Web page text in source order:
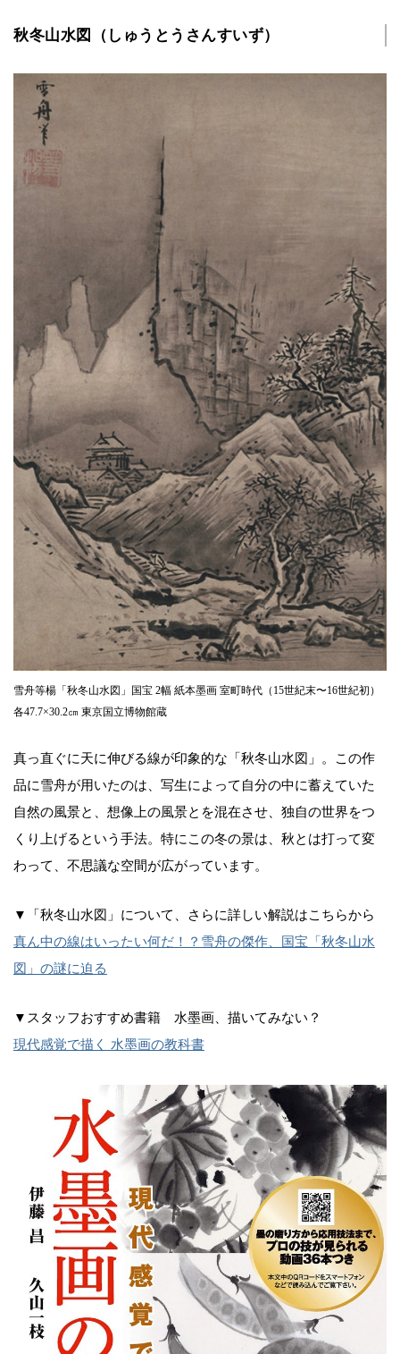
秋冬山水図（しゅうとうさんすいず）
雪舟等楊「秋冬山水図」国宝 2幅 紙本墨画 室町時代（15世紀末〜16世紀初）
各47.7×30.2㎝ 東京国立博物館蔵
真っ直ぐに天に伸びる線が印象的な「秋冬山水図」。この作
品に雪舟が用いたのは、写生によって自分の中に蓄えていた
自然の風景と、想像上の風景とを混在させ、独自の世界をつ
くり上げるという手法。特にこの冬の景は、秋とは打って変
わって、不思議な空間が広がっています。
▼「秋冬山水図」について、さらに詳しい解説はこちらから
真ん中の線はいったい何だ！？雪舟の傑作、国宝「秋冬山水
図」の謎に迫る
▼スタッフおすすめ書籍 水墨画、描いてみない？
現代感覚で描く 水墨画の教科書